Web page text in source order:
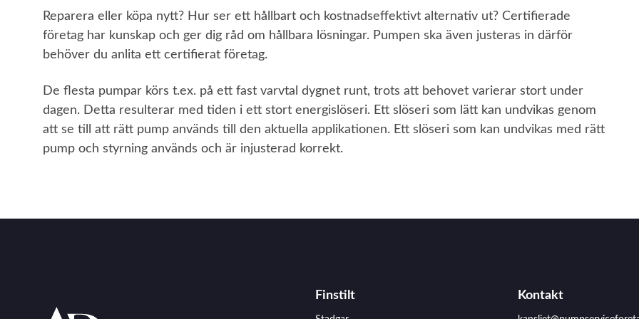
Reparera eller köpa nytt? Hur ser ett hållbart och kostnadseffektivt alternativ ut? Certifierade
företag har kunskap och ger dig råd om hållbara lösningar. Pumpen ska även justeras in därför
behöver du anlita ett certifierat företag.
De flesta pumpar körs t.ex. på ett fast varvtal dygnet runt, trots att behovet varierar stort under
dagen. Detta resulterar med tiden i ett stort energislöseri. Ett slöseri som lätt kan undvikas genom
att se till att rätt pump används till den aktuella applikationen. Ett slöseri som kan undvikas med rätt
pump och styrning används och är injusterad korrekt.
Finstilt Kontakt